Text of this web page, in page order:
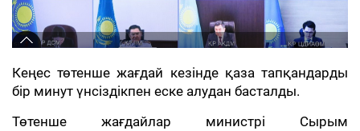
Кеңес төтенше жағдай кезінде қаза тапқандарды
бір минут үнсіздікпен еске алудан басталды.
Төтенше жағдайлар министрі Сырым